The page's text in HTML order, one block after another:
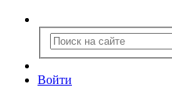
Войти